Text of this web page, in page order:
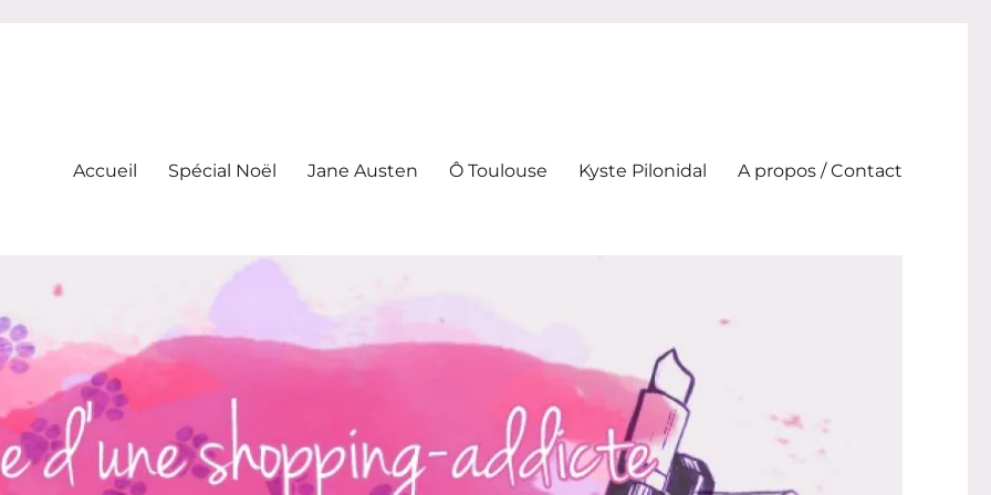
Accueil Spécial Noël Jane Austen Ô Toulouse Kyste Pilonidal A propos / Contact